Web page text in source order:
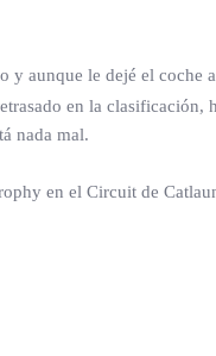
y aunque le dejé el
en la
nada mal.
en el Circuit de